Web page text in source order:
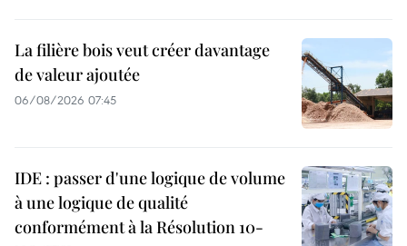
La filière bois veut créer davantage
de valeur ajoutée
06/08/2026 07:45
IDE : passer d'une logique de volume
à une logique de qualité
conformément à la Résolution 10-